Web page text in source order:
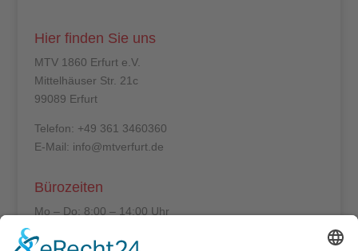
Hier finden Sie uns
MTV 1860 Erfurt e.V.
Mittelhäuser Str. 21c
99089 Erfurt
Telefon: +49 361 3460360
E-Mail: info@mtverfurt.de
Bürozeiten
Mo – Do: 8:00 – 14:00 Uhr
Fr: 8:00 – 12:00 Uhr